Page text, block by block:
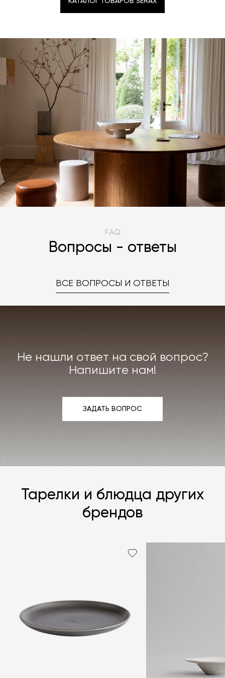
FAQ
Вопросы - ответы
ВСЕ ВОПРОСЫ И ОТВЕТЫ
Не нашли ответ на свой вопрос?
Напишите нам!
ЗАДАТЬ ВОПРОС
политикой персональных данных
Тарелки и блюдца других
брендов